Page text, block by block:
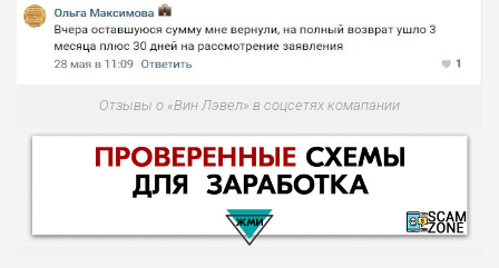
Отзывы о «Вин Лэвел» в соцсетях комапании